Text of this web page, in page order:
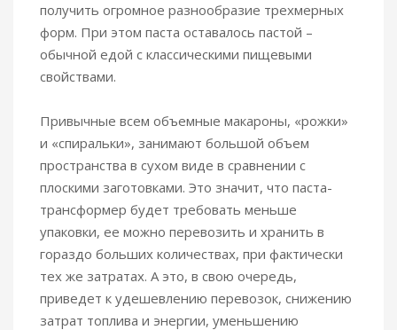
получить огромное разнообразие трехмерных
форм. При этом паста оставалось пастой –
обычной едой с классическими пищевыми
свойствами.
Привычные всем объемные макароны, «рожки»
и «спиральки», занимают большой объем
пространства в сухом виде в сравнении с
плоскими заготовками. Это значит, что паста-
трансформер будет требовать меньше
упаковки, ее можно перевозить и хранить в
гораздо больших количествах, при фактически
тех же затратах. А это, в свою очередь,
приведет к удешевлению перевозок, снижению
затрат топлива и энергии, уменьшению